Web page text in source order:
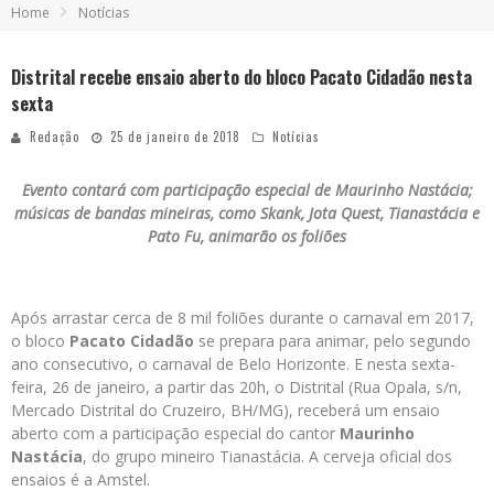
Home Notícias
Distrital recebe ensaio aberto do bloco Pacato Cidadão nesta
sexta
Redação 25 de janeiro de 2018 Notícias
Evento contará com participação especial de Maurinho Nastácia;
músicas de bandas mineiras, como Skank, Jota Quest, Tianastácia e
Pato Fu, animarão os foliões
Após arrastar cerca de 8 mil foliões durante o carnaval em 2017,
o bloco Pacato Cidadão se prepara para animar, pelo segundo
ano consecutivo, o carnaval de Belo Horizonte. E nesta sexta-
feira, 26 de janeiro, a partir das 20h, o Distrital (Rua Opala, s/n,
Mercado Distrital do Cruzeiro, BH/MG), receberá um ensaio
aberto com a participação especial do cantor Maurinho
Nastácia, do grupo mineiro Tianastácia. A cerveja oficial dos
ensaios é a Amstel.